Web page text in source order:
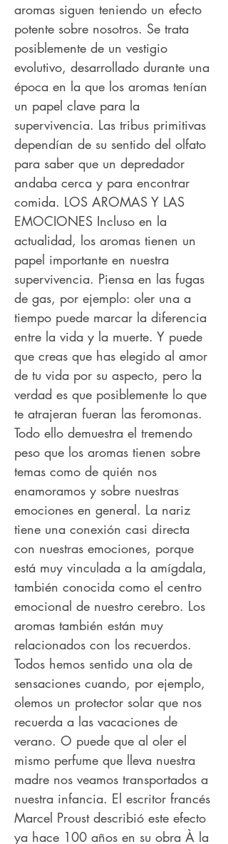
aromas siguen teniendo un efecto
potente sobre nosotros. Se trata
posiblemente de un vestigio
evolutivo, desarrollado durante una
época en la que los aromas tenían
un papel clave para la
supervivencia. Las tribus primitivas
dependían de su sentido del olfato
para saber que un depredador
andaba cerca y para encontrar
comida. LOS AROMAS Y LAS
EMOCIONES Incluso en la
actualidad, los aromas tienen un
papel importante en nuestra
supervivencia. Piensa en las fugas
de gas, por ejemplo: oler una a
tiempo puede marcar la diferencia
entre la vida y la muerte. Y puede
que creas que has elegido al amor
de tu vida por su aspecto, pero la
verdad es que posiblemente lo que
te atrajeran fueran las feromonas.
Todo ello demuestra el tremendo
peso que los aromas tienen sobre
temas como de quién nos
enamoramos y sobre nuestras
emociones en general. La nariz
tiene una conexión casi directa
con nuestras emociones, porque
está muy vinculada a la amígdala,
también conocida como el centro
emocional de nuestro cerebro. Los
aromas también están muy
relacionados con los recuerdos.
Todos hemos sentido una ola de
sensaciones cuando, por ejemplo,
olemos un protector solar que nos
recuerda a las vacaciones de
verano. O puede que al oler el
mismo perfume que lleva nuestra
madre nos veamos transportados a
nuestra infancia. El escritor francés
Marcel Proust describió este efecto
ya hace 100 años en su obra À la